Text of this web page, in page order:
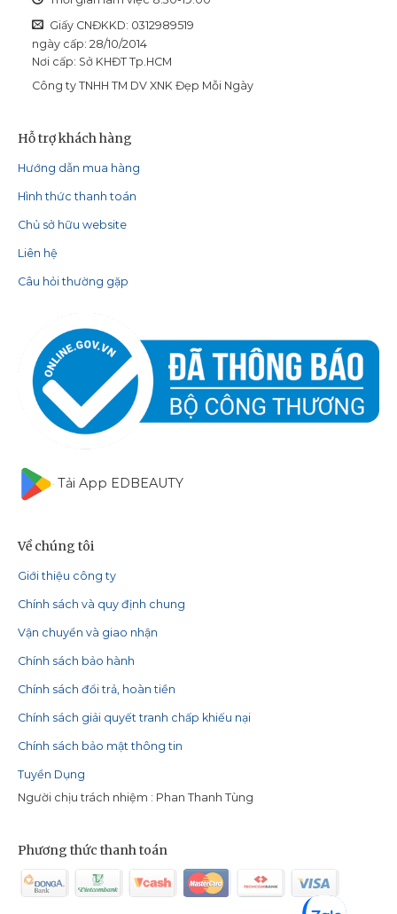
Giấy CNĐKKD: 0312989519
ngày cấp: 28/10/2014
Nơi cấp: Sở KHĐT Tp.HCM
Công ty TNHH TM DV XNK Đẹp Mỗi Ngày
Hỗ trợ khách hàng
Hướng dẫn mua hàng
Hình thức thanh toán
Chủ sở hữu website
Liên hệ
Câu hỏi thường gặp
Tải App EDBEAUTY
Về chúng tôi
Giới thiệu công ty
Chính sách và quy định chung
Vận chuyển và giao nhận
Chính sách bảo hành
Chính sách đổi trả, hoàn tiền
Chính sách giải quyết tranh chấp khiếu nại
Chính sách bảo mật thông tin
Tuyển Dụng
Người chịu trách nhiệm : Phan Thanh Tùng
Phương thức thanh toán